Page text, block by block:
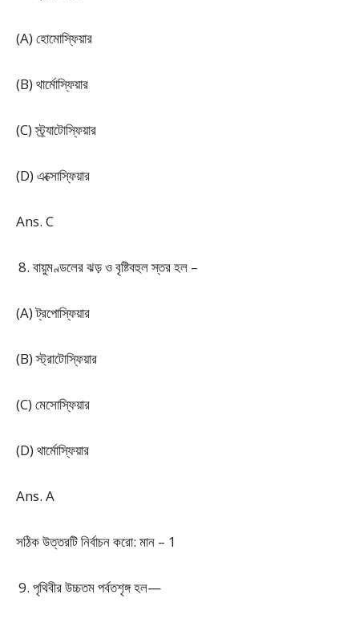
(A) হোমোস্ফিয়ার
(B) থার্মোস্ফিয়ার
(C) স্ট্র্যাটোস্ফিয়ার
(D) এক্সোস্ফিয়ার
Ans. C
বায়ুমণ্ডলের ঝড় ও বৃষ্টিবহুল স্তর হল –
(A) ট্রপোস্ফিয়ার
(B) স্ট্রাটোস্ফিয়ার
(C) মেসোস্ফিয়ার
(D) থার্মোস্ফিয়ার
Ans. A
সঠিক উত্তরটি নির্বাচন করো: মান – 1
পৃথিবীর উচ্চতম পর্বতশৃঙ্গ হল—